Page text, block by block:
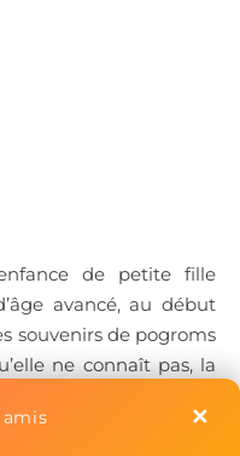
de petite fille
avancé, au début
souvenirs de pogroms
ne connaît pas, la
pu survivre à la guerre
✕